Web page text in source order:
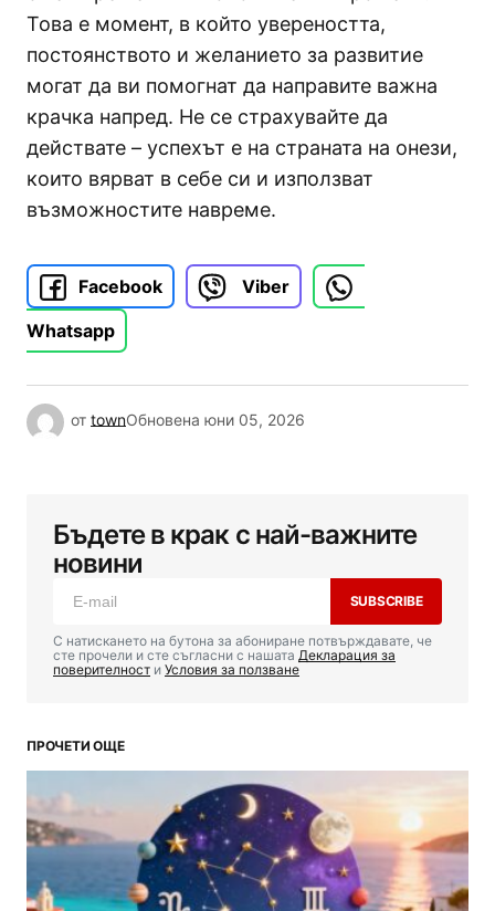
Това е момент, в който увереността,
постоянството и желанието за развитие
могат да ви помогнат да направите важна
крачка напред. Не се страхувайте да
действате – успехът е на страната на онези,
които вярват в себе си и използват
възможностите навреме.
Facebook
Viber
Whatsapp
от townОбновена юни 05, 2026
Бъдете в крак с най-важните
новини
SUBSCRIBE
С натискането на бутона за абониране потвърждавате, че
сте прочели и сте съгласни с нашата Декларация за
поверителност и Условия за ползване
ПРОЧЕТИ ОЩЕ